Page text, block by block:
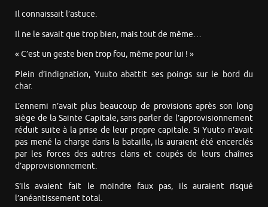
Il connaissait l’astuce.
Il ne le savait que trop bien, mais tout de même…
« C’est un geste bien trop fou, même pour lui ! »
Plein d’indignation, Yuuto abattit ses poings sur le bord du
char.
L’ennemi n’avait plus beaucoup de provisions après son long
siège de la Sainte Capitale, sans parler de l’approvisionnement
réduit suite à la prise de leur propre capitale. Si Yuuto n’avait
pas mené la charge dans la bataille, ils auraient été encerclés
par les forces des autres clans et coupés de leurs chaînes
d’approvisionnement.
S’ils avaient fait le moindre faux pas, ils auraient risqué
l’anéantissement total.